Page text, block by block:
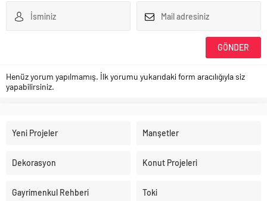
Henüz yorum yapılmamış. İlk yorumu yukarıdaki form aracılığıyla siz
yapabilirsiniz.
Yeni Projeler Manşetler
Dekorasyon Konut Projeleri
Gayrimenkul Rehberi Toki